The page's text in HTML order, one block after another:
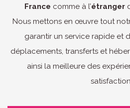
France comme à l’étranger
Nous mettons en œuvre tout
garantir un service rapide et
déplacements, transferts et
ainsi la meilleure des